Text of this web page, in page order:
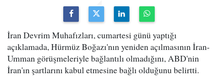
İran Devrim Muhafızları, cumartesi günü yaptığı
açıklamada, Hürmüz Boğazı'nın yeniden açılmasının İran-
Umman görüşmeleriyle bağlantılı olmadığını, ABD'nin
İran'ın şartlarını kabul etmesine bağlı olduğunu belirtti.